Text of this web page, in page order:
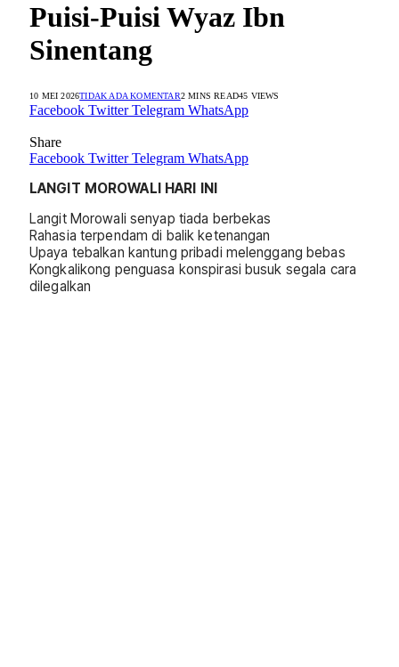
Puisi-Puisi Wyaz Ibn
Sinentang
10 MEI 2026TIDAK ADA KOMENTAR2 MINS READ45 VIEWS
Facebook Twitter Telegram WhatsApp
Share
Facebook Twitter Telegram WhatsApp
LANGIT MOROWALI HARI INI
Langit Morowali senyap tiada berbekas
Rahasia terpendam di balik ketenangan
Upaya tebalkan kantung pribadi melenggang bebas
Kongkalikong penguasa konspirasi busuk segala cara
dilegalkan